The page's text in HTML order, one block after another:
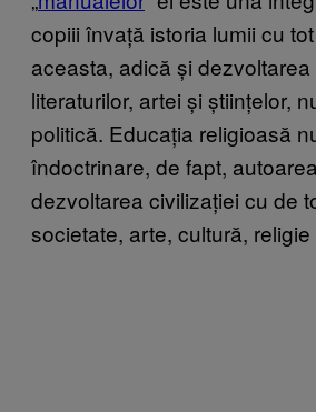
copiii învață istoria lumii cu
aceasta, adică și dezvoltarea
literaturilor, artei și științelor,
politică. Educația religioasă
îndoctrinare, de fapt,
dezvoltarea civilizației cu de
societate, arte, cultură,